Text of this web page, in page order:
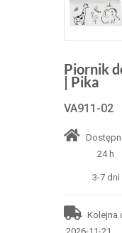
Piornik
| Pika
VA911-02
24 h
3-7 dni
Kolejna